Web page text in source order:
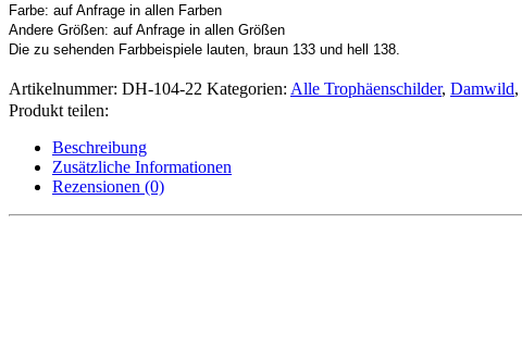
Farbe: auf Anfrage in allen Farben
Andere Größen: auf Anfrage in allen Größen
Die zu sehenden Farbbeispiele lauten, braun 133 und hell 138.
Artikelnummer: DH-104-22 Kategorien: Alle Trophäenschilder, Damwild,
Produkt teilen:
Beschreibung
Zusätzliche Informationen
Rezensionen (0)